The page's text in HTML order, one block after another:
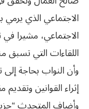
الاجتماعي الذي
الاجتماعي، مشيرا
اللقاءات التي تسبق
وأن النواب بحاجة
إثراء القوانين